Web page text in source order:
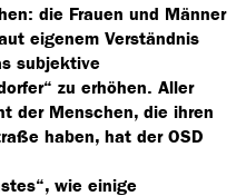
die Frauen und Männer
eigenem Verständnis
subjektive
zu erhöhen. Aller
der Menschen, die ihren
haben, hat der OSD
wie einige